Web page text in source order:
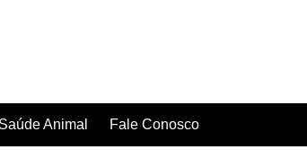
Animal Fale Conosco